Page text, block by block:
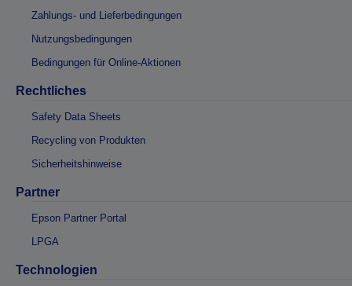
Zahlungs- und Lieferbedingungen
Nutzungsbedingungen
Bedingungen für Online-Aktionen
Rechtliches
Safety Data Sheets
Recycling von Produkten
Sicherheitshinweise
Partner
Epson Partner Portal
LPGA
Technologien